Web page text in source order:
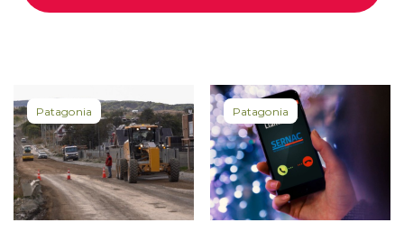
Patagonia Patagonia